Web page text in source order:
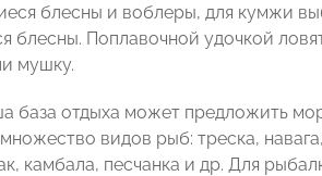
блесны и воблеры, для кумжи
Поплавочной удочкой
мушку.
база отдыха может предложить
видов рыб: треска,
камбала, песчанка и др. Для